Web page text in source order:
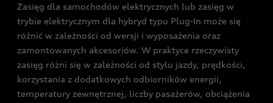
Zasięg dla samochodów elektrycznych lub zasięg w
trybie elektrycznym dla hybryd typu Plug-In może się
różnić w zależności od wersji i wyposażenia oraz
zamontowanych akcesoriów. W praktyce rzeczywisty
zasięg różni się w zależności od stylu jazdy, prędkości,
korzystania z dodatkowych odbiorników energii,
temperatury zewnętrznej, liczby pasażerów, obciążenia